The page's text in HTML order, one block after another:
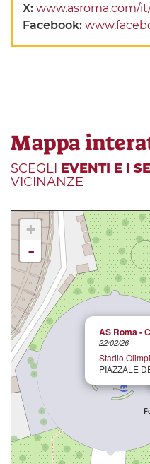
X:www.asroma.com/
Facebook:
Mappa
SCEGLI EVENTI E I
VICINANZE
AS Roma -
22/02/26
Stadio
PIAZZALE
+
-